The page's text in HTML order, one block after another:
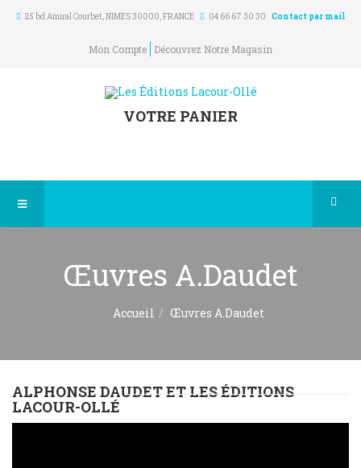
25 bd Amiral Courbet, NIMES30000,FRANCE 04 66 67 30 30 Contact par mail
Mon Compte Découvrez Notre Magasin
VOTRE PANIER
Œuvres A.Daudet
Accueil Œuvres A.Daudet
ALPHONSE DAUDET ET LES ÉDITIONS
LACOUR-OLLÉ